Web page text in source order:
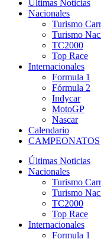
Últimas Noticias
Nacionales
Turismo
Turismo
TC2000
Top Race
Internacionales
Formula 1
Fórmula 2
Indycar
MotoGP
Nascar
Calendario
CAMPEONATOS
Últimas Noticias
Nacionales
Turismo
Turismo
TC2000
Top Race
Internacionales
Formula 1